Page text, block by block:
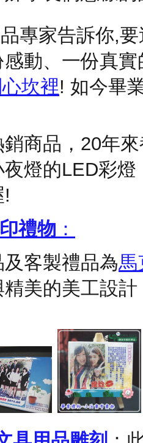
家告訴你,要
動、一份真
坎裡! 如今畢
商品，20年
燈的LED彩
禮物 ：
客製禮品為馬
美的美工設